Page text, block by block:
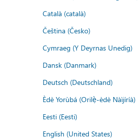
Català (català)
Čeština (Česko)
Cymraeg (Y Deyrnas Unedig)
Dansk (Danmark)
Deutsch (Deutschland)
Èdè Yorùbá (Orilẹ̀-èdè Nàìjíríà)
Eesti (Eesti)
English (United States)